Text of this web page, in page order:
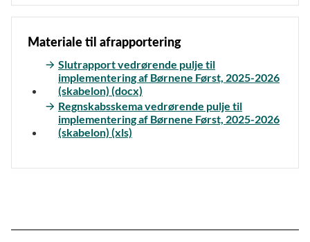
Materiale til afrapportering
Slutrapport vedrørende pulje til
implementering af Børnene Først, 2025-2026
(skabelon) (docx)
Regnskabsskema vedrørende pulje til
implementering af Børnene Først, 2025-2026
(skabelon) (xls)